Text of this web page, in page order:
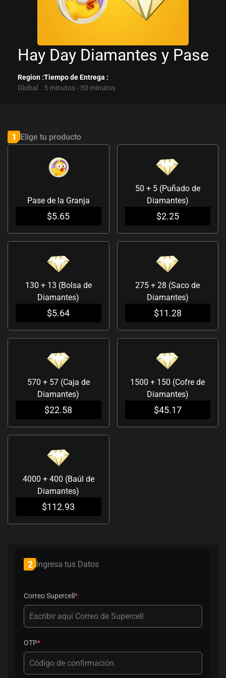
Hay Day Diamantes y Pase
Region :
Global
Tiempo de Entrega :
5 minutos - 30 minutos
1 Elige tu producto
Pase de la Granja
$5.65
50 + 5 (Puñado de
Diamantes)
$2.25
130 + 13 (Bolsa de
Diamantes)
$5.64
275 + 28 (Saco de
Diamantes)
$11.28
570 + 57 (Caja de
Diamantes)
$22.58
1500 + 150 (Cofre de
Diamantes)
$45.17
4000 + 400 (Baúl de
Diamantes)
$112.93
2 Ingresa tus Datos
Correo Supercell *
(required)
OTP*
(required)
Day
Diamantes